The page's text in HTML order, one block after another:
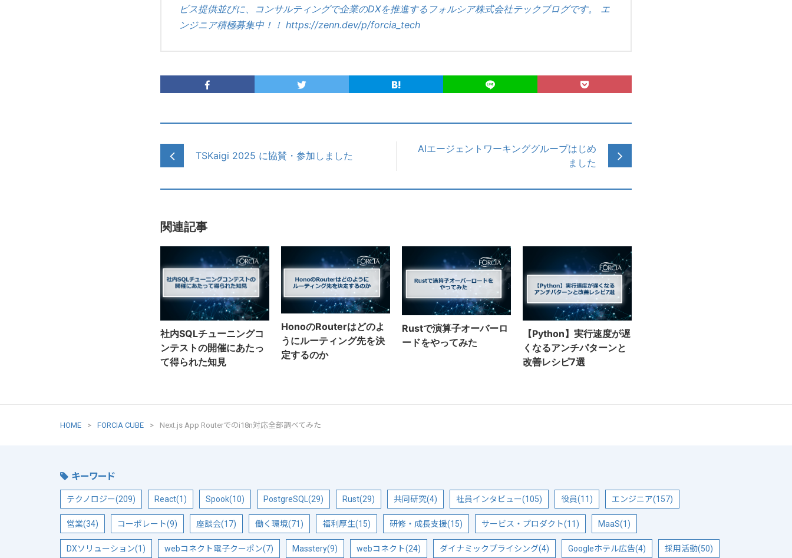
ビス提供並びに、コンサルティングで企業のDXを推進するフォルシア株式会社テックブログです。 エ
ンジニア積極募集中！！ https://zenn.dev/p/forcia_tech
TSKaigi 2025 に協賛・参加しました
AIエージェントワーキンググループはじめ
ました
関連記事
社内SQLチューニングコ
ンテストの開催にあたっ
て得られた知見
HonoのRouterはどのよ
うにルーティング先を決
定するのか
Rustで演算子オーバーロ
ードをやってみた
【Python】実行速度が遅
くなるアンチパターンと
改善レシピ7選
HOME FORCIA CUBE Next.js App Routerでのi18n対応全部調べてみた
キーワード
テクノロジー(209) React(1) Spook(10) PostgreSQL(29) Rust(29) 共同研究(4) 社員インタビュー(105) 役員(11) エンジニア(157)
営業(34) コーポレート(9) 座談会(17) 働く環境(71) 福利厚生(15) 研修・成長支援(15) サービス・プロダクト(11) MaaS(1)
DXソリューション(1) webコネクト電子クーポン(7) Masstery(9) webコネクト(24) ダイナミックプライシング(4) Googleホテル広告(4) 採用活動(50)